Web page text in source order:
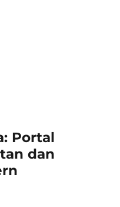
Portal
dan